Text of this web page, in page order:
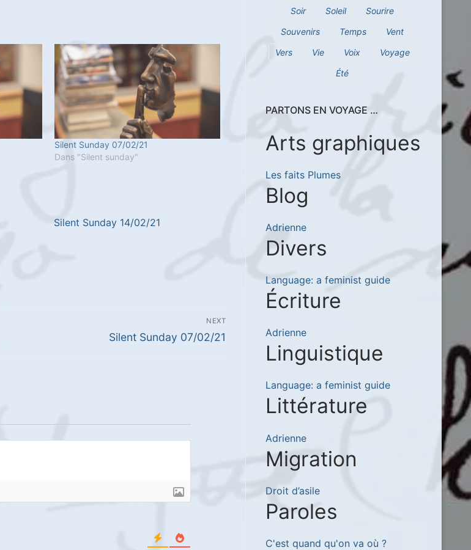
Silent Sunday 07/02/21
Dans "Silent sunday"
Silent Sunday 14/02/21
NEXT
Next
Silent Sunday 07/02/21
Soir
Soleil
Sourire
Souvenirs
Temps
Vent
Vers
Vie Voix
Voyage
Été
PARTONS EN VOYAGE …
Arts graphiques
Les faits Plumes
Blog
Adrienne
Divers
Language: a feminist guide
Écriture
Adrienne
Linguistique
Language: a feminist guide
Littérature
Adrienne
Migration
Droit d’asile
Paroles
C'est quand qu'on va où ?